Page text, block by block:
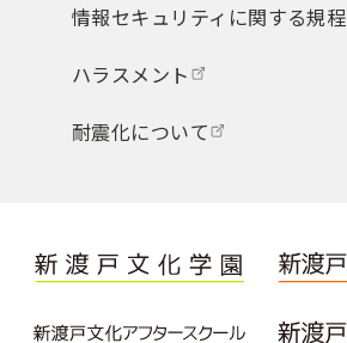
情報セキュリティに関する規程
ハラスメント
耐震化について